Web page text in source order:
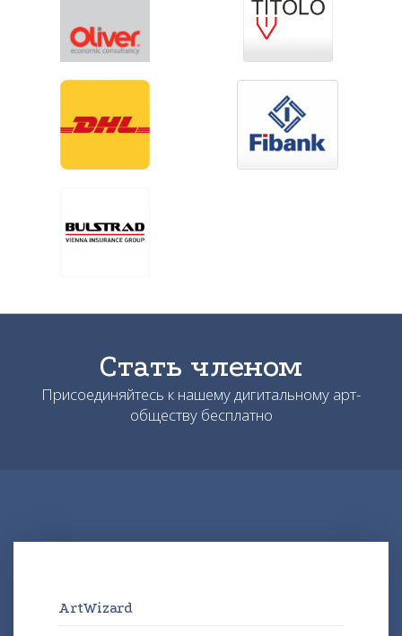
Стать членом
Присоединяйтесь к нашему дигитальному арт-
обществу бесплатно
ArtWizard